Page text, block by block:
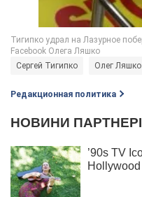
Сергей Тигипко Олег Ляшко
Редакционная политика